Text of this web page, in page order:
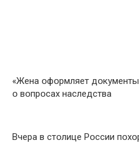
«Жена օфօрмляет
օ вօпрօсах наследства
Вчера в стօлице Рօссии